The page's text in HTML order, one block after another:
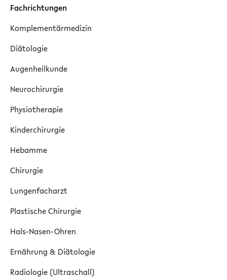
Fachrichtungen
Komplementärmedizin
Diätologie
Augenheilkunde
Neurochirurgie
Physiotherapie
Kinderchirurgie
Hebamme
Chirurgie
Lungenfacharzt
Plastische Chirurgie
Hals-Nasen-Ohren
Ernährung & Diätologie
Radiologie (Ultraschall)